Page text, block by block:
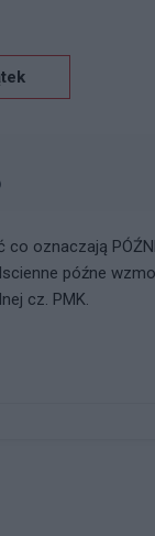
oznaczają
późne
cz. PMK.